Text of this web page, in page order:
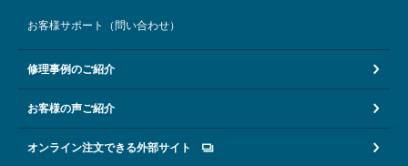
お客様サポート（問い合わせ）
修理事例のご紹介
お客様の声ご紹介
オンライン注文できる外部サイト